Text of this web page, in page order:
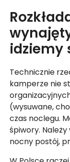
idziemy
Technicznie
kamperze nie
(wysuwane,
czas noclegu.
śpiwory.
nocny postój,